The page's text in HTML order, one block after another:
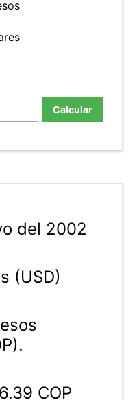
Calcular
del 2002
(USD)
COP